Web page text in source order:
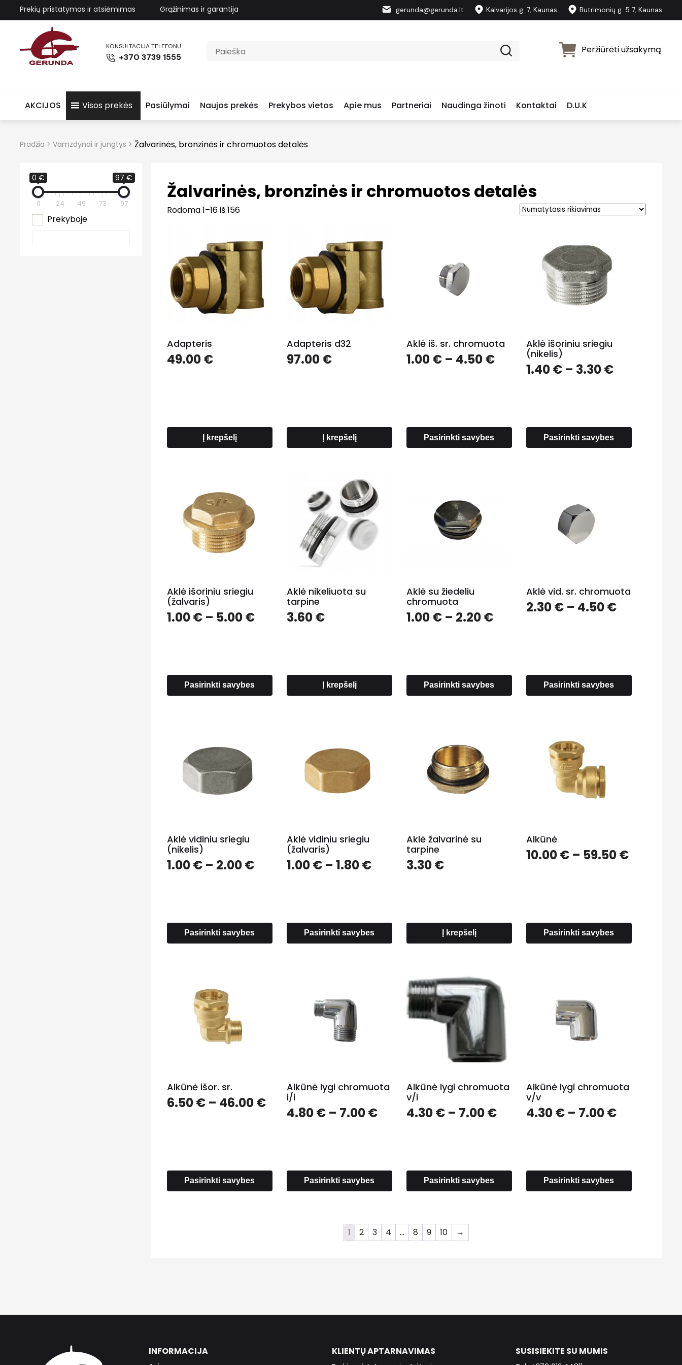
Prekių pristatymas ir atsiėmimas Grąžinimas ir garantija gerunda@gerunda.lt Kalvarijos g. 7, Kaunas Butrimonių g. 5 7, Kaunas
KONSULTACIJA TELEFONU
+370 3739 1555
Peržiūrėti užsakymą
AKCIJOS Visos prekės Pasiūlymai Naujos prekės Prekybos vietos Apie mus Partneriai Naudinga žinoti Kontaktai D.U.K
Pradžia > Vamzdynai ir jungtys > Žalvarinės, bronzinės ir chromuotos detalės
0 € 97 €
0 24 49 73 97
Prekyboje
Žalvarinės, bronzinės ir chromuotos detalės
Rodoma 1–16 iš 156
Adapteris
49.00€
Į krepšelį
Adapteris d32
97.00€
Į krepšelį
Aklė iš. sr. chromuota
1.00€ – 4.50€Price
range:
Pasirinkti savybes
Aklė išoriniu sriegiu
(nikelis)
1.40€ – 3.30€Price
Pasirinkti savybes
Aklė išoriniu sriegiu
(žalvaris)
1.00€ – 5.00€Price
Pasirinkti savybes
Aklė nikeliuota su
tarpine
3.60€
Į krepšelį
Aklė su žiedeliu
chromuota
1.00€ – 2.20€Price
Pasirinkti savybes
Aklė vid. sr. chromuota
2.30€ – 4.50€Price
Pasirinkti savybes
Aklė vidiniu sriegiu
(nikelis)
1.00€ – 2.00€Price
Pasirinkti savybes
Aklė vidiniu sriegiu
(žalvaris)
1.00€ – 1.80€Price
Pasirinkti savybes
Aklė žalvarinė su
tarpine
3.30€
Į krepšelį
Alkūnė
10.00€ – 59.50€Price
Pasirinkti savybes
Alkūnė išor. sr.
6.50€ – 46.00€Price
range:
Pasirinkti savybes
Alkūnė lygi chromuota
i/i
4.80€ – 7.00€Price
Pasirinkti savybes
Alkūnė lygi chromuota
v/i
4.30€ – 7.00€Price
Pasirinkti savybes
Alkūnė lygi chromuota
v/v
4.30€ – 7.00€Price
Pasirinkti savybes
1 2 3 4 … 8 9 10 →
INFORMACIJA KLIENTŲ APTARNAVIMAS SUSISIEKITE SU MUMIS